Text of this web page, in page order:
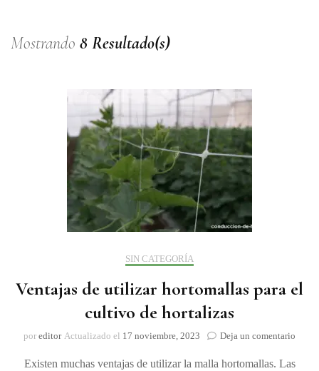
Mostrando 8 Resultado(s)
SIN CATEGORÍA
Ventajas de utilizar hortomallas para el
cultivo de hortalizas
por editor Actualizado el 17 noviembre, 2023 Deja un comentario
de
Existen muchas ventajas de utilizar la malla hortomallas. Las